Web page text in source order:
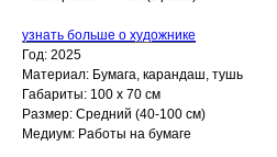
узнать больше о художнике
Год: 2025
Материал: Бумага, карандаш, тушь
Габариты: 100 х 70 см
Размер: Средний (40-100 см)
Медиум: Работы на бумаге